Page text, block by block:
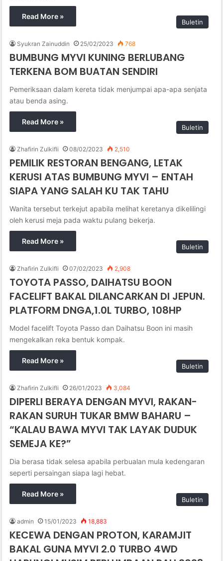
Read More »
Buletin
Syukran Zainuddin 25/02/2023 768
BUMBUNG MYVI KUNING BERLUBANG
TERKENA BOM BUATAN SENDIRI
Pemeriksaan dalam kereta tidak menjumpai apa-apa senjata
atau benda asing.
Read More »
Buletin
Zhafirin Zulkifli 08/02/2023 2,510
PEMILIK RESTORAN BENGANG, LETAK
KERUSI ATAS BUMBUNG MYVI – ENTAH
SIAPA YANG SALAH KU TAK TAHU
Wanita tersebut terkejut apabila melihat keretanya dikelilingi
oleh kerusi meja pada waktu pulang bekerja.
Read More »
Buletin
Zhafirin Zulkifli 07/02/2023 2,908
TOYOTA PASSO, DAIHATSU BOON
FACELIFT BAKAL DILANCARKAN DI JEPUN.
PLATFORM DNGA,1.0L TURBO, 108HP
Model facelift Toyota Passo dan Daihatsu Boon ini masih
mengekalkan reka bentuk kompak.
Read More »
Buletin
Zhafirin Zulkifli 26/01/2023 3,084
DIPERLI BERAYA DENGAN MYVI, RAKAN-
RAKAN SURUH TUKAR BMW BAHARU –
“KALAU BAWA MYVI TAK LAYAK DUDUK
SEMEJA KE?”
Dia berasa tidak selesa apabila perbualan mula kedengaran
seperti persaingan siapa lagi hebat.
Read More »
Buletin
admin 15/01/2023 18,883
KECEWA DENGAN PROTON, KARAMJIT
BAKAL GUNA MYVI 2.0 TURBO 4WD